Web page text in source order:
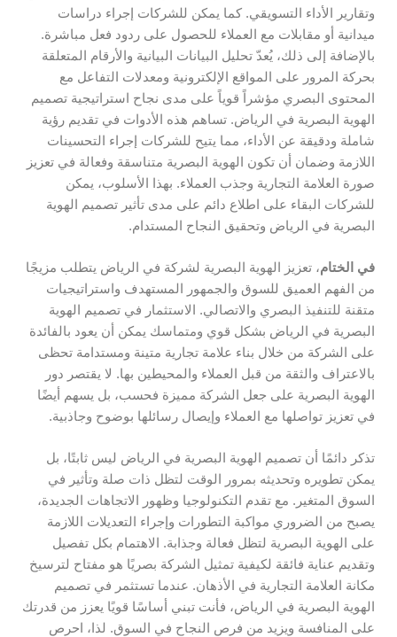
وتقارير الأداء التسويقي. كما يمكن للشركات إجراء دراسات
ميدانية أو مقابلات مع العملاء للحصول على ردود فعل مباشرة.
بالإضافة إلى ذلك، يُعدّ تحليل البيانات البيانية والأرقام المتعلقة
بحركة المرور على المواقع الإلكترونية ومعدلات التفاعل مع
المحتوى البصري مؤشراً قوياً على مدى نجاح استراتيجية تصميم
الهوية البصرية في الرياض. تساهم هذه الأدوات في تقديم رؤية
شاملة ودقيقة عن الأداء، مما يتيح للشركات إجراء التحسينات
اللازمة وضمان أن تكون الهوية البصرية متناسقة وفعالة في تعزيز
صورة العلامة التجارية وجذب العملاء. بهذا الأسلوب، يمكن
للشركات البقاء على اطلاع دائم على مدى تأثير تصميم الهوية
البصرية في الرياض وتحقيق النجاح المستدام.
في الختام، تعزيز الهوية البصرية لشركة في الرياض يتطلب مزيجًا
من الفهم العميق للسوق والجمهور المستهدف واستراتيجيات
متقنة للتنفيذ البصري والاتصالي. الاستثمار في تصميم الهوية
البصرية في الرياض بشكل قوي ومتماسك يمكن أن يعود بالفائدة
على الشركة من خلال بناء علامة تجارية متينة ومستدامة تحظى
بالاعتراف والثقة من قبل العملاء والمحيطين بها. لا يقتصر دور
الهوية البصرية على جعل الشركة مميزة فحسب، بل يسهم أيضًا
في تعزيز تواصلها مع العملاء وإيصال رسائلها بوضوح وجاذبية.
تذكر دائمًا أن تصميم الهوية البصرية في الرياض ليس ثابتًا، بل
يمكن تطويره وتحديثه بمرور الوقت لتظل ذات صلة وتأثير في
السوق المتغير. مع تقدم التكنولوجيا وظهور الاتجاهات الجديدة،
يصبح من الضروري مواكبة التطورات وإجراء التعديلات اللازمة
على الهوية البصرية لتظل فعالة وجذابة. الاهتمام بكل تفصيل
وتقديم عناية فائقة لكيفية تمثيل الشركة بصريًا هو مفتاح لترسيخ
مكانة العلامة التجارية في الأذهان. عندما تستثمر في تصميم
الهوية البصرية في الرياض، فأنت تبني أساسًا قويًا يعزز من قدرتك
على المنافسة ويزيد من فرص النجاح في السوق. لذا، احرص